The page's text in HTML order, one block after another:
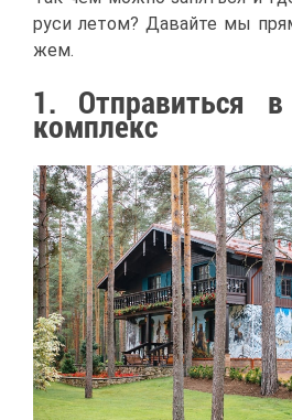
ру­си ле­том? Да­вай­те мы
жем.
1. От­пра­вить­ся
ком­плекс